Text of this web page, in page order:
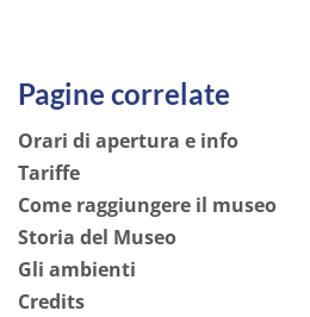
Pagine correlate
Orari di apertura e info
Tariffe
Come raggiungere il museo
Storia del Museo
Gli ambienti
Credits